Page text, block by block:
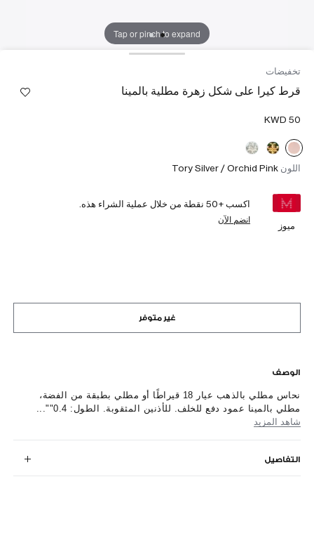
Tap or pinch to expand
تخفيضات
قرط كيرا على شكل زهرة مطلية بالمينا
اللون Tory Silver / Orchid Pink
ميوز
اكسب +50 نقطة من خلال عملية الشراء هذه.
انضم الآن
غير متوفر
الوصف
نحاس مطلي بالذهب عيار 18 قيراطًا أو مطلي بطبقة من الفضة،
مطلي بالمينا عمود دفع للخلف. للأذنين المثقوبة. الطول: 0.4""...
شاهد المزيد
التفاصيل